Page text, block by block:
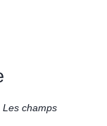
Les champs